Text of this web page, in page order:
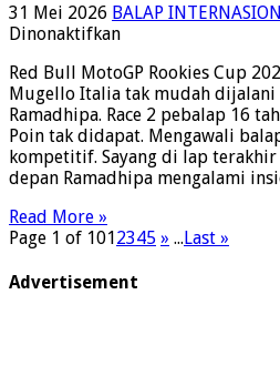
31 Mei 2026 BALAP
Dinonaktifkanpada
Red
Bull
MotoGP
Rookies
Cup
di
Mudah
Ramadhipa
Red Bull MotoGP Rookies Cup
Mugello Italia tak mudah dijalani
Ramadhipa. Race 2 pebalap 16
Poin tak didapat. Mengawali
kompetitif. Sayang di lap
depan Ramadhipa mengalami
Read More »
Page 1 of 1012345 » ...Last »
Advertisement